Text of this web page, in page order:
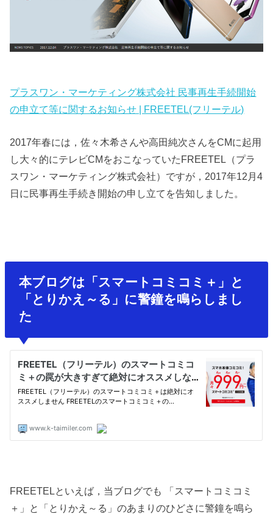
プラスワン・マーケティング株式会社 民事再生手続開始
の申立て等に関するお知らせ | FREETEL(フリーテル)
2017年春には，佐々木希さんや高田純次さんをCMに起用
し大々的にテレビCMをおこなっていたFREETEL（プラ
スワン・マーケティング株式会社）ですが，2017年12月4
日に民事再生手続き開始の申し立てを告知しました。
本ブログは「スマートコミコミ＋」と
「とりかえ～る」に警鐘を鳴らしまし
た
FREETELといえば，当ブログでも 「スマートコミコミ
＋」と「とりかえ～る」のあまりのひどさに警鐘を鳴ら